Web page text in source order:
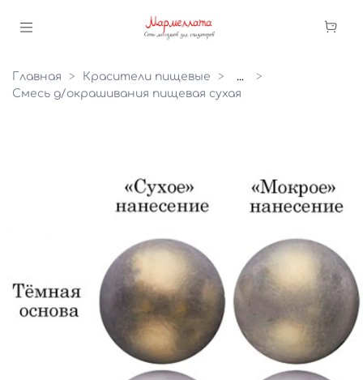
Главная Красители пищевые
...
Смесь д/окрашивания пищевая сухая